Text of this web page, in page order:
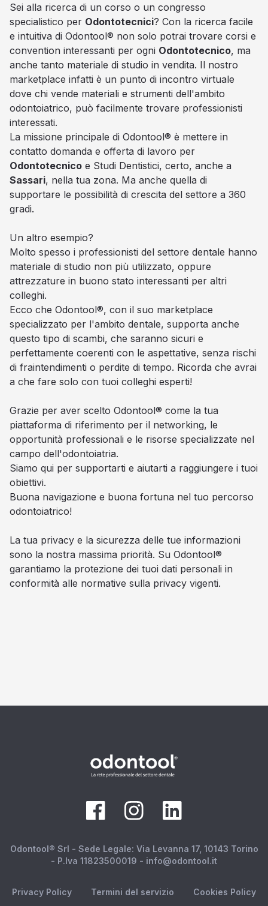
Sei alla ricerca di un corso o un congresso
specialistico per Odontotecnici? Con la ricerca facile
e intuitiva di Odontool® non solo potrai trovare corsi e
convention interessanti per ogni Odontotecnico, ma
anche tanto materiale di studio in vendita. Il nostro
marketplace infatti è un punto di incontro virtuale
dove chi vende materiali e strumenti dell'ambito
odontoiatrico, può facilmente trovare professionisti
interessati.
La missione principale di Odontool® è mettere in
contatto domanda e offerta di lavoro per
Odontotecnico e Studi Dentistici, certo, anche a
Sassari, nella tua zona. Ma anche quella di
supportare le possibilità di crescita del settore a 360
gradi.
Un altro esempio?
Molto spesso i professionisti del settore dentale hanno
materiale di studio non più utilizzato, oppure
attrezzature in buono stato interessanti per altri
colleghi.
Ecco che Odontool®, con il suo marketplace
specializzato per l'ambito dentale, supporta anche
questo tipo di scambi, che saranno sicuri e
perfettamente coerenti con le aspettative, senza rischi
di fraintendimenti o perdite di tempo. Ricorda che avrai
a che fare solo con tuoi colleghi esperti!
Grazie per aver scelto Odontool® come la tua
piattaforma di riferimento per il networking, le
opportunità professionali e le risorse specializzate nel
campo dell'odontoiatria.
Siamo qui per supportarti e aiutarti a raggiungere i tuoi
obiettivi.
Buona navigazione e buona fortuna nel tuo percorso
odontoiatrico!
La tua privacy e la sicurezza delle tue informazioni
sono la nostra massima priorità. Su Odontool®
garantiamo la protezione dei tuoi dati personali in
conformità alle normative sulla privacy vigenti.
Odontool® Srl - Sede Legale: Via Levanna 17, 10143 Torino
- P.Iva 11823500019 - info@odontool.it
Privacy Policy Termini del servizio Cookies Policy